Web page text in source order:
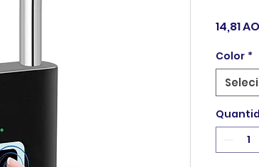
14,81
Color *